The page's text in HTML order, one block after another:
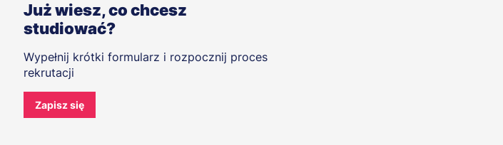
Już wiesz, co chcesz
studiować?
Wypełnij krótki formularz i rozpocznij proces
rekrutacji
Zapisz się